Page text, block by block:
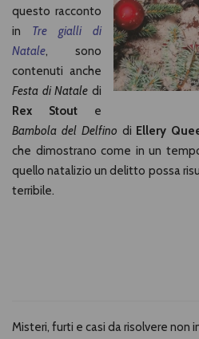
questo racconto
in Tre gialli di
Natale, sono
contenuti anche
Festa di Natale di
Rex Stout e
Bambola del Delfino di Ellery
che dimostrano come in un
quello natalizio un delitto possa
terribile.
Misteri, furti e casi da risolvere non